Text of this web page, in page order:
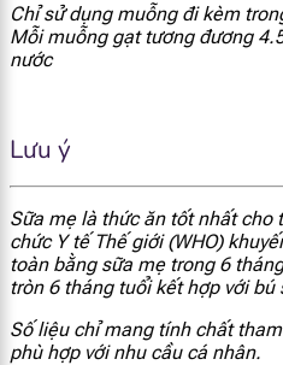
[popup_anything
id="1922"]
mcg
id="1923"]
[popup_anything
id="1924"]
mg
[popup_anything
id="1925"]
Chỉ sử dụng muỗng đi kèm
Mỗi muỗng gạt tương đương
nước
Lưu ý
Sữa mẹ là thức ăn tốt nhất cho
chức Y tế Thế giới (WHO)
toàn bằng sữa mẹ trong 6
tròn 6 tháng tuổi kết hợp với
Số liệu chỉ mang tính chất
phù hợp với nhu cầu cá nhân.